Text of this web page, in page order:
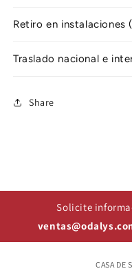
Retiro en instalaciones
Traslado nacional e
Share
Solicite
CASA DE